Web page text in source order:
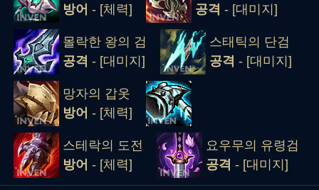
방어 - [체력]
공격 - [대미지]
몰락한 왕의 검
공격 - [대미지]
스태틱의 단검
공격 - [대미지]
망자의 갑옷
방어 - [체력]
스테락의 도전
방어 - [체력]
요우무의 유령검
공격 - [대미지]